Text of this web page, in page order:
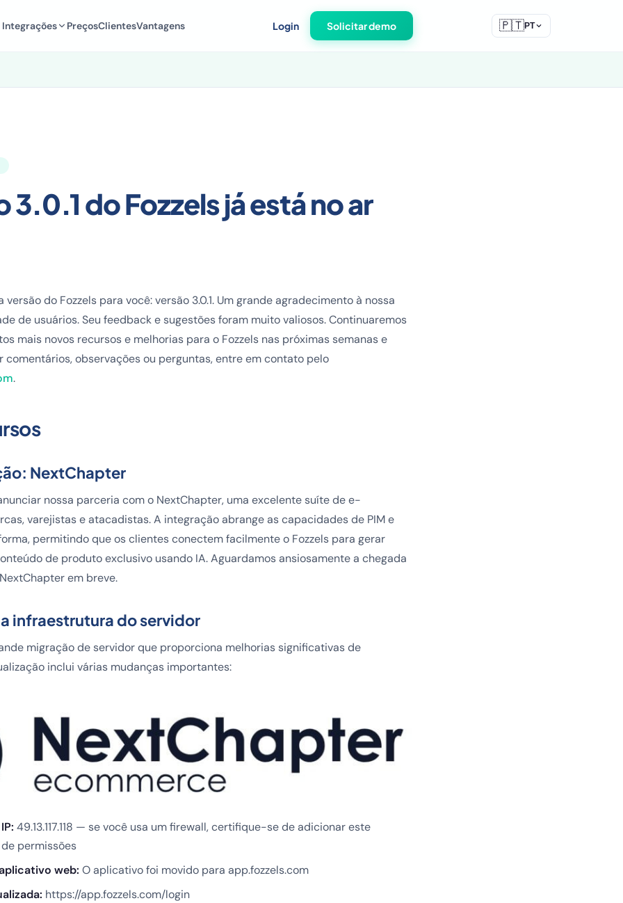
Integrações PreçosClientesVantagens Login Solicitar demo 🇵🇹PT
3.0.1 do Fozzels já está no ar
versão do Fozzels para você: versão 3.0.1. Um grande agradecimento à nossa
de usuários. Seu feedback e sugestões foram muito valiosos. Continuaremos
mais novos recursos e melhorias para o Fozzels nas próximas semanas e
comentários, observações ou perguntas, entre em contato pelo
.
NextChapter
nossa parceria com o NextChapter, uma excelente suíte de e-
varejistas e atacadistas. A integração abrange as capacidades de PIM e
permitindo que os clientes conectem facilmente o Fozzels para gerar
de produto exclusivo usando IA. Aguardamos ansiosamente a chegada
em breve.
infraestrutura do servidor
migração de servidor que proporciona melhorias significativas de
inclui várias mudanças importantes:
49.13.117.118 — se você usa um firewall, certifique-se de adicionar este
permissões
web: O aplicativo foi movido para app.fozzels.com
https://app.fozzels.com/login